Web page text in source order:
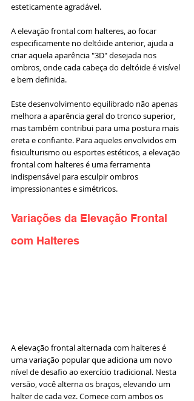
esteticamente agradável.
A elevação frontal com halteres, ao focar
especificamente no deltóide anterior, ajuda a
criar aquela aparência "3D" desejada nos
ombros, onde cada cabeça do deltóide é visível
e bem definida.
Este desenvolvimento equilibrado não apenas
melhora a aparência geral do tronco superior,
mas também contribui para uma postura mais
ereta e confiante. Para aqueles envolvidos em
fisiculturismo ou esportes estéticos, a elevação
frontal com halteres é uma ferramenta
indispensável para esculpir ombros
impressionantes e simétricos.
Variações da Elevação Frontal
com Halteres
A elevação frontal alternada com halteres é
uma variação popular que adiciona um novo
nível de desafio ao exercício tradicional. Nesta
versão, você alterna os braços, elevando um
halter de cada vez. Comece com ambos os